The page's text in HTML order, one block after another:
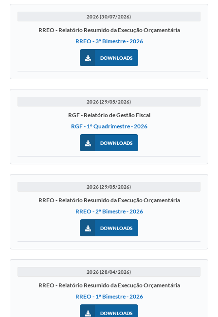
Conselhos Municipais
Solicitação Obras
Cidadão Online: IPTU - alvará
Colégio Agrícola Municipal
SIM - Serviço de Inspeção Municipal
Vigilância Sanitária
Vigilância Ambiental em Saúde
COPIR - Coordenadoria de Promoção de Igualdade Racial
Galeria de Fotos
2026 (30/07/2026)
RREO - Relatório Resumido da Execução Orçamentária
RREO - 3º Bimestre - 2026
DOWNLOADS
2026 (29/05/2026)
RGF - Relatório de Gestão Fiscal
RGF - 1º Quadrimestre - 2026
DOWNLOADS
2026 (29/05/2026)
RREO - Relatório Resumido da Execução Orçamentária
RREO - 2º Bimestre - 2026
DOWNLOADS
2026 (28/04/2026)
RREO - Relatório Resumido da Execução Orçamentária
RREO - 1º Bimestre - 2026
DOWNLOADS